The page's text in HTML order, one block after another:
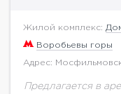
Жилой комплекс:
Воробьевы горы
Адрес:
Предлагается в